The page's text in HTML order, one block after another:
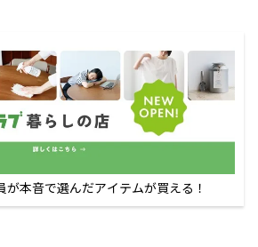
が本音で選んだアイテムが買える！